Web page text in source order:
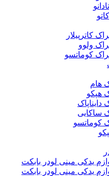
لودر بابکت
لودر بابکت